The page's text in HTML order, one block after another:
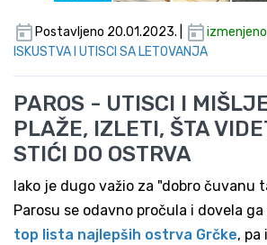
Postavljeno 20.01.2023. |
ISKUSTVA I UTISCI SA LETOVANJA
PAROS - UTISCI I
PLAŽE, IZLETI, ŠTA
STIĆI DO OSTRVA
Iako je dugo važio za "dobro čuvanu
Parosu se odavno pročula i dovela
top lista najlepših ostrva Grčke, pa